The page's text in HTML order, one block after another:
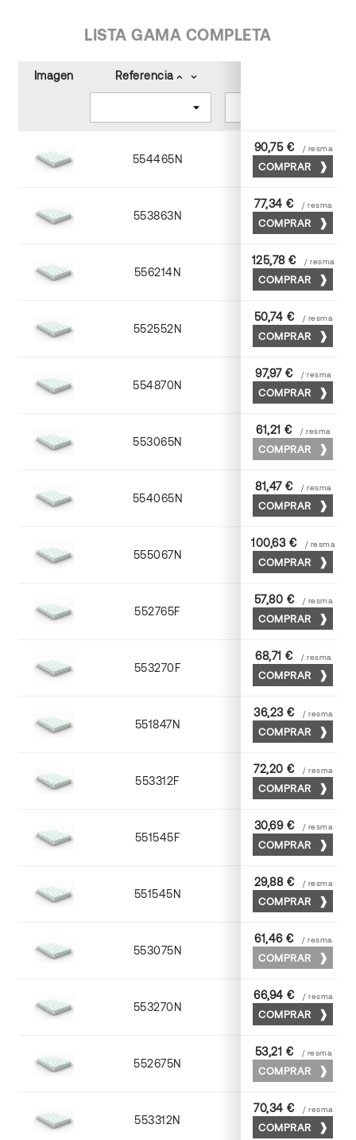
LISTA GAMA COMPLETA
Imagen Referencia keyboard_arrow_up keyboard_arrow_down
554465N 65 x 90
90,75 € / resma
COMPRAR
553863N 63 x 88
77,34 € / resma
COMPRAR
556214N 72 x 102
125,78 € / resma
COMPRAR
552552N 52 x 70
50,74 € / resma
COMPRAR
554870N 70 x 100
97,97 € / resma
COMPRAR
553065N 65 x 90
61,21 € / resma
COMPRAR
554065N 65 x 90
81,47 € / resma
COMPRAR
555067N 65 x 90
100,63 € / resma
COMPRAR
552765F 65 x 90
57,80 € / resma
COMPRAR
553270F 70 x 100
68,71 € / resma
COMPRAR
551847N 45 x 64
36,23 € / resma
COMPRAR
553312F 72 x 102
72,20 € / resma
COMPRAR
551545F 45 x 64
30,69 € / resma
COMPRAR
551545N 45 x 64
29,88 € / resma
COMPRAR
553075N 75 x 53
61,46 € / resma
COMPRAR
553270N 70 x 100
66,94 € / resma
COMPRAR
552675N 75 x 53
53,21 € / resma
COMPRAR
553312N 72 x 102
70,34 € / resma
COMPRAR